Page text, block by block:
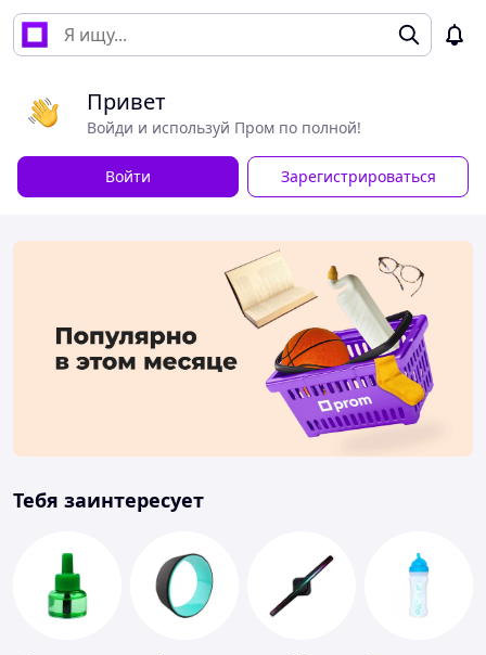
Привет
Войди и используй Пром по полной!
Войти Зарегистрироваться
Тебя заинтересует